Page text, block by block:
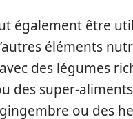
également être
éléments
des légumes
des super-
ou des